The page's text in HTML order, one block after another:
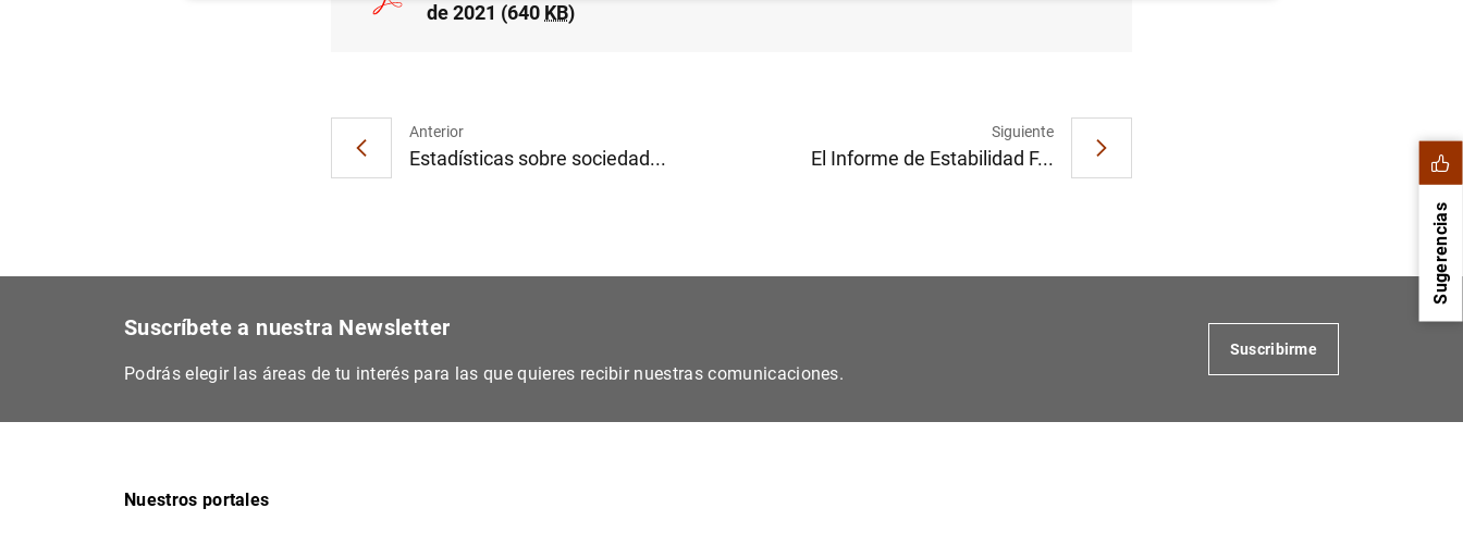
de 2021 (640 KB)
Anterior
Estadísticas sobre sociedad...
Siguiente
El Informe de Estabilidad F...
Sugerencias
Suscríbete a nuestra Newsletter
Podrás elegir las áreas de tu interés para las que quieres recibir nuestras comunicaciones.
Suscribirme
Nuestros portales